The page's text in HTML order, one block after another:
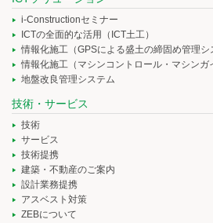
i-Constructionセミナー
ICTの全面的な活用（ICT土工）
情報化施工（GPSによる盛土の締固め管理シ
情報化施工（マシンコントロール・マシンガ
地盤改良管理システム
技術・サービス
技術
サービス
技術提携
建築・不動産のご案内
設計業務提携
アスベスト対策
ZEBについて